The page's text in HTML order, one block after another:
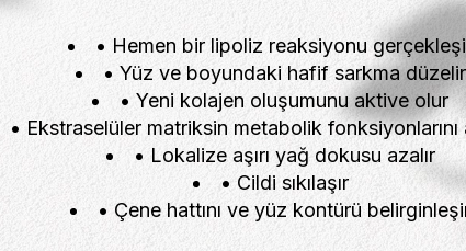
• Hemen bir lipoliz reaksiyonu
• Yüz ve boyundaki hafif sarkma düzelir
• Yeni kolajen oluşumunu aktive olur
• Ekstraselüler matriksin metabolik
• Lokalize aşırı yağ dokusu azalır
• Cildi sıkılaşır
• Çene hattını ve yüz kontürü